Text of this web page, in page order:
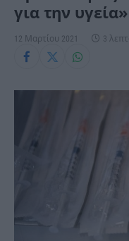
για την υγεία»
12 Μαρτίου 2021 3